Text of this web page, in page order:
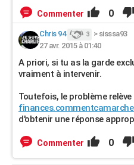
Commenter 0
Chris 94 3 > sisssa93
27 avr. 2015 à 01:40
A priori, si tu as la garde
vraiment à intervenir.
Toutefois, le problème
d'obtenir une réponse
Commenter 0